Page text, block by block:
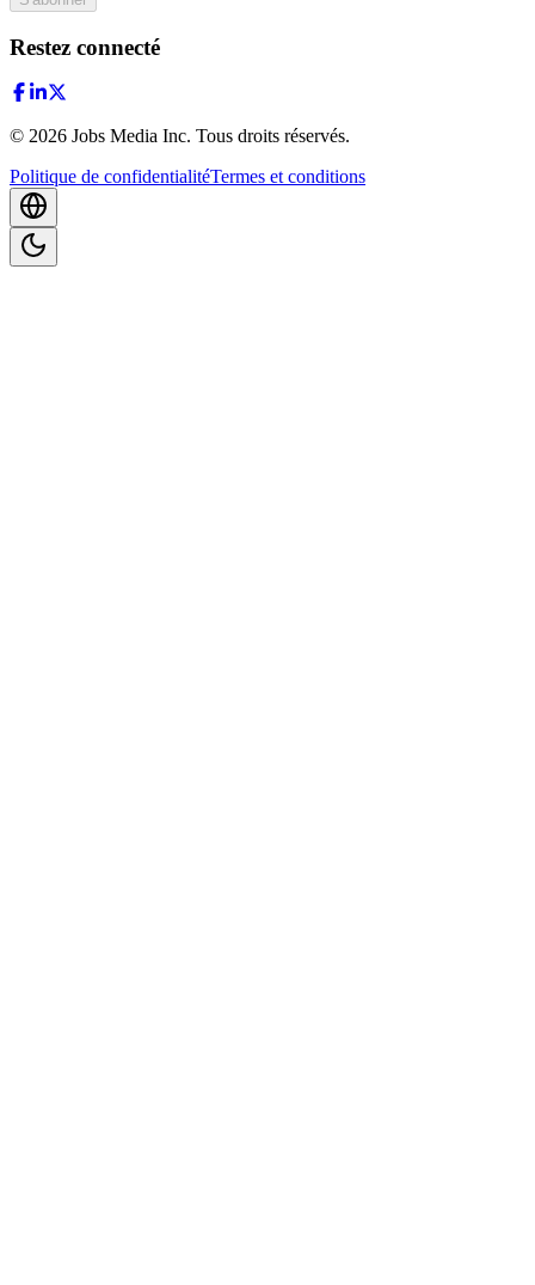
Restez connecté
© 2026 Jobs Media Inc. Tous droits réservés.
Politique de confidentialitéTermes et conditions